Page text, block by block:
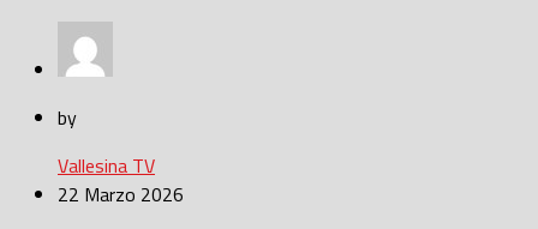
by
Vallesina TV
22 Marzo 2026